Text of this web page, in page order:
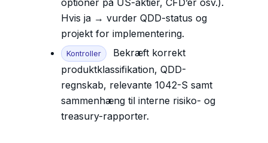
optioner på US-aktier, CFD’er osv.).
Hvis ja → vurder QDD-status og
projekt for implementering.
Kontroller
Bekræft korrekt
produktklassifikation, QDD-
regnskab, relevante 1042-S samt
sammenhæng til interne risiko- og
treasury-rapporter.